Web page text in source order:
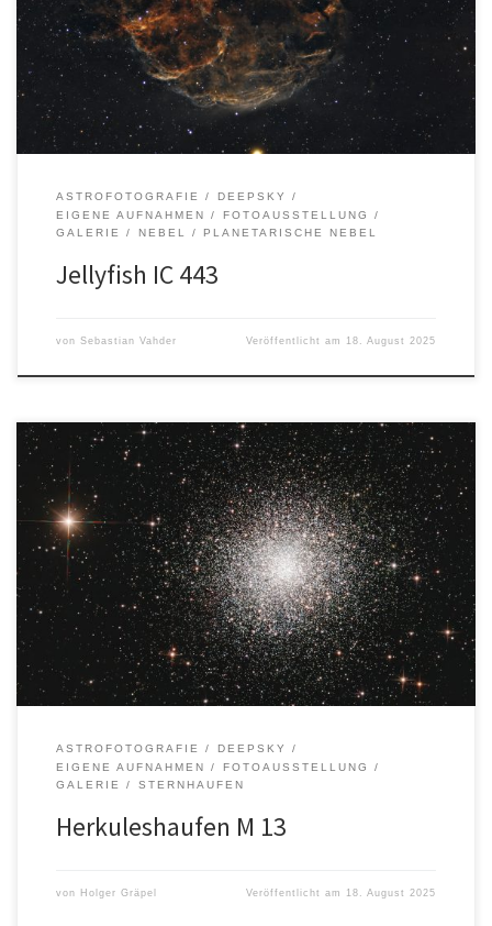
Zwillinge (Gemini) Aufnahmedaten: Alle Bilder, Texte und Logos
sind urheberrechtlich geschützt. Die Rechte liegen bei dem/der
jeweiligen Urheber*in.
ASTROFOTOGRAFIE
DEEPSKY
EIGENE AUFNAHMEN
FOTOAUSSTELLUNG
GALERIE
NEBEL PLANETARISCHE NEBEL
Jellyfish IC 443
von Sebastian Vahder Veröffentlicht am 18. August 2025
Autor: Holger GräpelOrt: Felm Entfernung: ca. 22.000 – 25.000
LichtjahreSternbild: Herkules Aufnahmedaten: Alle Bilder, Texte
und Logos sind urheberrechtlich geschützt. Die Rechte liegen bei
dem/der jeweiligen Urheber*in.
ASTROFOTOGRAFIE
DEEPSKY
EIGENE AUFNAHMEN
FOTOAUSSTELLUNG
GALERIE
STERNHAUFEN
Herkuleshaufen M 13
von Holger Gräpel Veröffentlicht am 18. August 2025